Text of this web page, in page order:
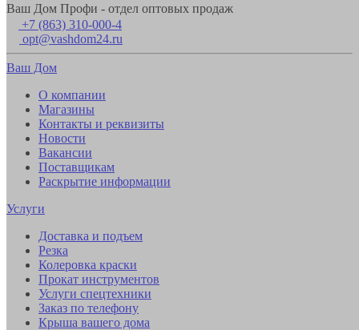
Ваш Дом Профи - отдел оптовых продаж
+7 (863) 310-000-4
opt@vashdom24.ru
Ваш Дом
О компании
Магазины
Контакты и реквизиты
Новости
Вакансии
Поставщикам
Раскрытие информации
Услуги
Доставка и подъем
Резка
Колеровка краски
Прокат инструментов
Услуги спецтехники
Заказ по телефону
Крыша вашего дома